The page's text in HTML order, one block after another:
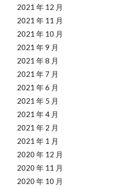
2021 年 12 月
2021 年 11 月
2021 年 10 月
2021 年 9 月
2021 年 8 月
2021 年 7 月
2021 年 6 月
2021 年 5 月
2021 年 4 月
2021 年 2 月
2021 年 1 月
2020 年 12 月
2020 年 11 月
2020 年 10 月